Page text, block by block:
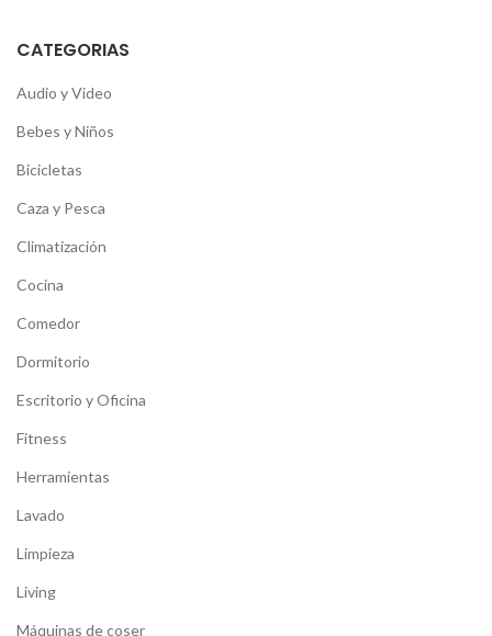
CATEGORIAS
Audio y Video
Bebes y Niños
Bicicletas
Caza y Pesca
Climatización
Cocina
Comedor
Dormitorio
Escritorio y Oficina
Fitness
Herramientas
Lavado
Limpieza
Living
Máquinas de coser